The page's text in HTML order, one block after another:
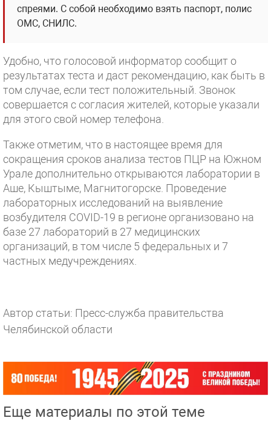
спреями. С собой необходимо взять паспорт, полис
ОМС, СНИЛС.
Удобно, что голосовой информатор сообщит о
результатах теста и даст рекомендацию, как быть в
том случае, если тест положительный. Звонок
совершается с согласия жителей, которые указали
для этого свой номер телефона.
Также отметим, что в настоящее время для
сокращения сроков анализа тестов ПЦР на Южном
Урале дополнительно открываются лаборатории в
Аше, Кыштыме, Магнитогорске. Проведение
лабораторных исследований на выявление
возбудителя COVID-19 в регионе организовано на
базе 27 лабораторий в 27 медицинских
организаций, в том числе 5 федеральных и 7
частных медучреждениях.
Автор статьи: Пресс-служба правительства
Челябинской области
Еще материалы по этой теме